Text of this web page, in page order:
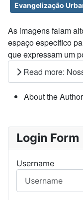
Evangelização
As imagens falam
espaço específico
que expressam um
Read more:
About the
Login Form
Username